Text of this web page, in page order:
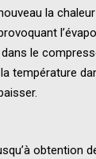
la
le
température
obtention